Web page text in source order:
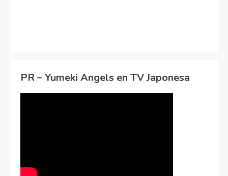
PR – Yumeki Angels en TV Japonesa